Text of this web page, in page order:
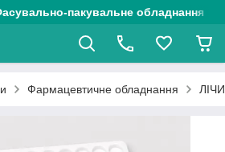
пакувальне обладнання
Фармацевтичне обладнання